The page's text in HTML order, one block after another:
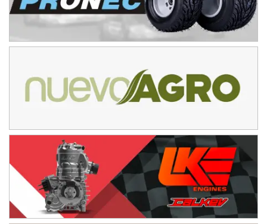
NORESTE SANTAFESINO - F6
Rufino (Santa Fe)
El Timbó (Tucumán)